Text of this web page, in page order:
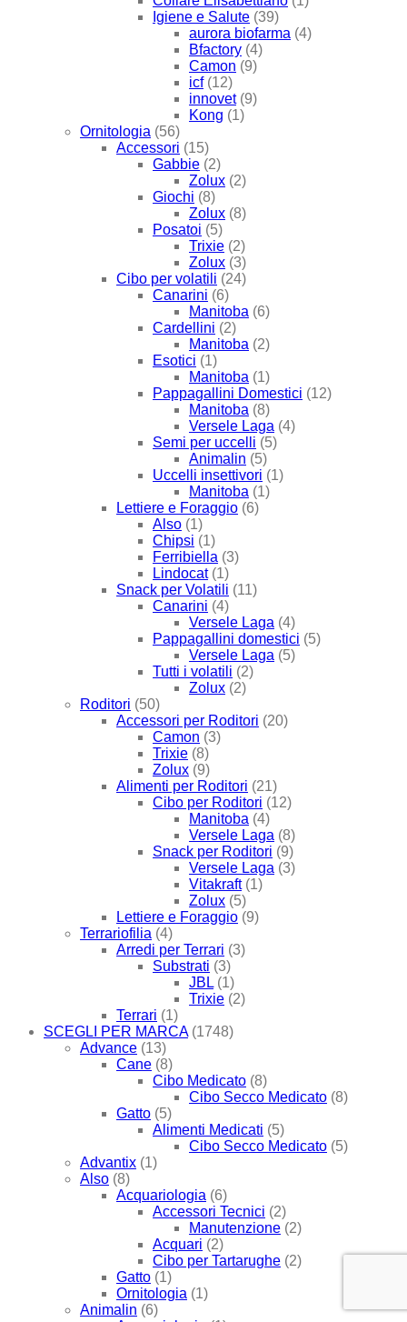
Igiene e Salute (39)
aurora biofarma (4)
Bfactory (4)
Camon (9)
icf (12)
innovet (9)
Kong (1)
Ornitologia (56)
Accessori (15)
Gabbie (2)
Zolux (2)
Giochi (8)
Zolux (8)
Posatoi (5)
Trixie (2)
Zolux (3)
Cibo per volatili (24)
Canarini (6)
Manitoba (6)
Cardellini (2)
Manitoba (2)
Esotici (1)
Manitoba (1)
Pappagallini Domestici (12)
Manitoba (8)
Versele Laga (4)
Semi per uccelli (5)
Animalin (5)
Uccelli insettivori (1)
Manitoba (1)
Lettiere e Foraggio (6)
Also (1)
Chipsi (1)
Ferribiella (3)
Lindocat (1)
Snack per Volatili (11)
Canarini (4)
Versele Laga (4)
Pappagallini domestici (5)
Versele Laga (5)
Tutti i volatili (2)
Zolux (2)
Roditori (50)
Accessori per Roditori (20)
Camon (3)
Trixie (8)
Zolux (9)
Alimenti per Roditori (21)
Cibo per Roditori (12)
Manitoba (4)
Versele Laga (8)
Snack per Roditori (9)
Versele Laga (3)
Vitakraft (1)
Zolux (5)
Lettiere e Foraggio (9)
Terrariofilia (4)
Arredi per Terrari (3)
Substrati (3)
JBL (1)
Trixie (2)
Terrari (1)
SCEGLI PER MARCA (1748)
Advance (13)
Cane (8)
Cibo Medicato (8)
Cibo Secco Medicato (8)
Gatto (5)
Alimenti Medicati (5)
Cibo Secco Medicato (5)
Advantix (1)
Also (8)
Acquariologia (6)
Accessori Tecnici (2)
Manutenzione (2)
Acquari (2)
Cibo per Tartarughe (2)
Gatto (1)
Ornitologia (1)
Animalin (6)